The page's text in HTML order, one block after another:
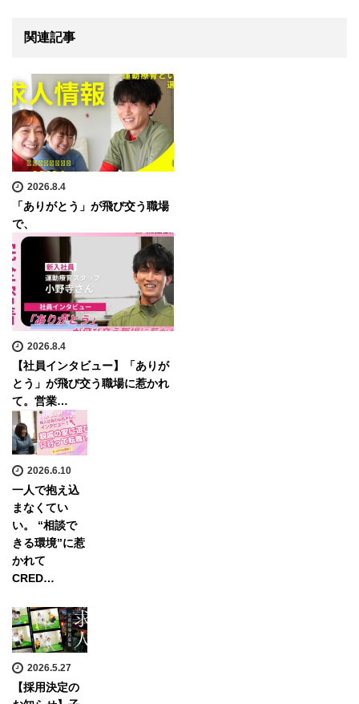
関連記事
2026.8.4
「ありがとう」が飛び交う職場
で、
2026.8.4
【社員インタビュー】「ありが
とう」が飛び交う職場に惹かれ
て。営業…
2026.6.10
一人で抱え込
まなくてい
い。 “相談で
きる環境”に惹
かれて
CRED…
2026.5.27
【採用決定の